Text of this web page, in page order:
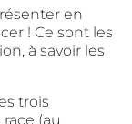
en
! Ce sont les
à savoir les
trois
(au